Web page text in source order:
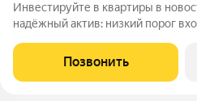
Инвестируйте в квартиры в
надёжный актив: низкий порог
Жилой квартал «Бережно» это проект класса Бизнес,
созданный с уважением к городу и
Позвонить